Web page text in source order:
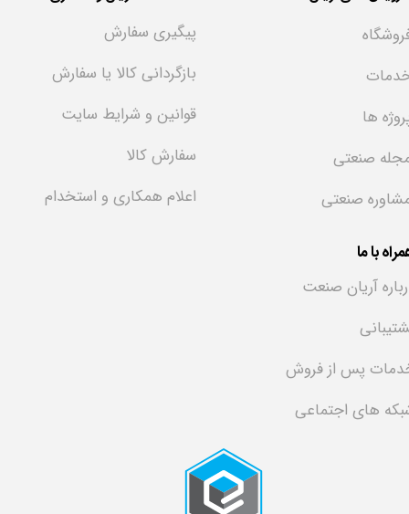
با ما
ها
صنعتی
صنعتی
پیگیری سفارش
بازگردانی کالا یا سفارش
قوانین و شرایط سایت
سفارش کالا
اعلام همکاری و استخدام
آریان صنعت
پس از فروش
های اجتماعی